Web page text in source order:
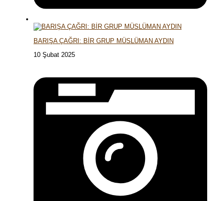
BARIŞA ÇAĞRI: BİR GRUP MÜSLÜMAN AYDIN
10 Şubat 2025